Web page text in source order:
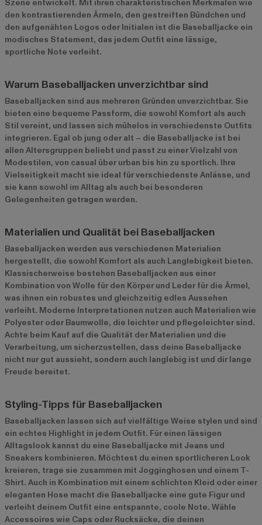
Szene entwickelt. Mit ihren charakteristischen Merkmalen wie
den kontrastierenden Ärmeln, den gestreiften Bündchen und
den aufgenähten Logos oder Initialen ist die Baseballjacke ein
modisches Statement, das jedem Outfit eine lässige,
sportliche Note verleiht.
Warum Baseballjacken unverzichtbar sind
Baseballjacken sind aus mehreren Gründen unverzichtbar. Sie
bieten eine bequeme Passform, die sowohl Komfort als auch
Stil vereint, und lassen sich mühelos in verschiedenste Outfits
integrieren. Egal ob jung oder alt – die Baseballjacke ist bei
allen Altersgruppen beliebt und passt zu einer Vielzahl von
Modestilen, von casual über urban bis hin zu sportlich. Ihre
Vielseitigkeit macht sie ideal für verschiedenste Anlässe, und
sie kann sowohl im Alltag als auch bei besonderen
Gelegenheiten getragen werden.
Materialien und Qualität bei Baseballjacken
Baseballjacken werden aus verschiedenen Materialien
hergestellt, die sowohl Komfort als auch Langlebigkeit bieten.
Klassischerweise bestehen Baseballjacken aus einer
Kombination von Wolle für den Körper und Leder für die Ärmel,
was ihnen ein robustes und gleichzeitig edles Aussehen
verleiht. Moderne Interpretationen nutzen auch Materialien wie
Polyester oder Baumwolle, die leichter und pflegeleichter sind.
Achte beim Kauf auf die Qualität der Materialien und die
Verarbeitung, um sicherzustellen, dass deine Baseballjacke
nicht nur gut aussieht, sondern auch langlebig ist und dir lange
Freude bereitet.
Styling-Tipps für Baseballjacken
Baseballjacken lassen sich auf vielfältige Weise stylen und sind
ein echtes Highlight in jedem Outfit. Für einen lässigen
Alltagslook kannst du eine Baseballjacke mit Jeans und
Sneakers kombinieren. Möchtest du einen sportlicheren Look
kreieren, trage sie zusammen mit Jogginghosen und einem T-
Shirt. Auch in Kombination mit einem schlichten Kleid oder einer
eleganten Hose macht die Baseballjacke eine gute Figur und
verleiht deinem Outfit eine entspannte, coole Note. Wähle
Accessoires wie Caps oder Rucksäcke, die deinen